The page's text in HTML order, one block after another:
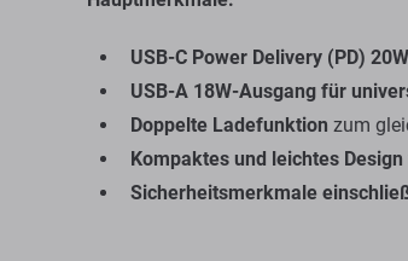
USB-C Power Delivery (PD)
USB-A 18W-Ausgang für
Doppelte Ladefunktion zum
Kompaktes und leichtes Design
Sicherheitsmerkmale